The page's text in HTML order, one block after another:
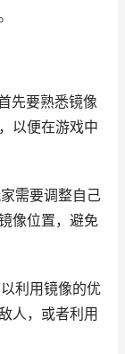
先要熟悉镜像
以便在游戏中
需要调整自己
像位置，避免
利用镜像的优
人，或者利用